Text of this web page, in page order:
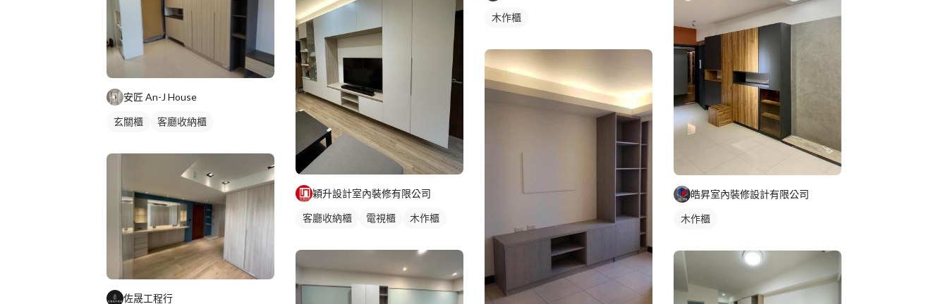
安匠 An-J House
玄關櫃 客廳收納櫃
佐晟工程行
穎升設計室內裝修有限公司
客廳收納櫃 電視櫃 木作櫃
木作櫃
皓昇室內裝修設計有限公司
木作櫃